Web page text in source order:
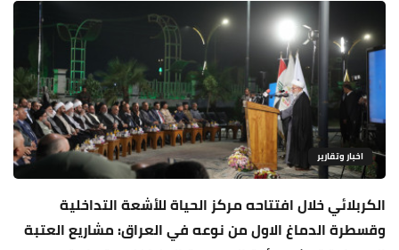
اخبار وتقارير
الكربلائي خلال افتتاحه مركز الحياة للأشعة التداخلية
وقسطرة الدماغ الاول من نوعه في العراق: مشاريع العتبة